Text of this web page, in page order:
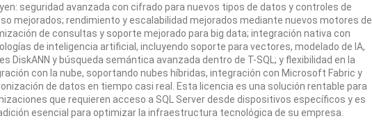
seguridad avanzada con cifrado para nuevos tipos de datos y controles de
mejorados; rendimiento y escalabilidad mejorados mediante nuevos motores de
de consultas y soporte mejorado para big data; integración nativa con
de inteligencia artificial, incluyendo soporte para vectores, modelado de IA,
DiskANN y búsqueda semántica avanzada dentro de T-SQL; y flexibilidad en la
con la nube, soportando nubes híbridas, integración con Microsoft Fabric y
de datos en tiempo casi real. Esta licencia es una solución rentable para
que requieren acceso a SQL Server desde dispositivos específicos y es
esencial para optimizar la infraestructura tecnológica de su empresa.